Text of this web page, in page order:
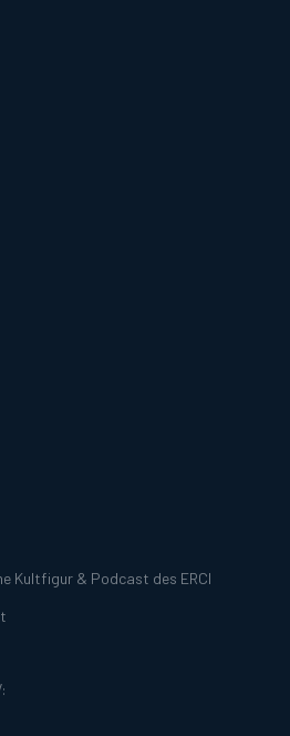
Kultfigur & Podcast des ERCI